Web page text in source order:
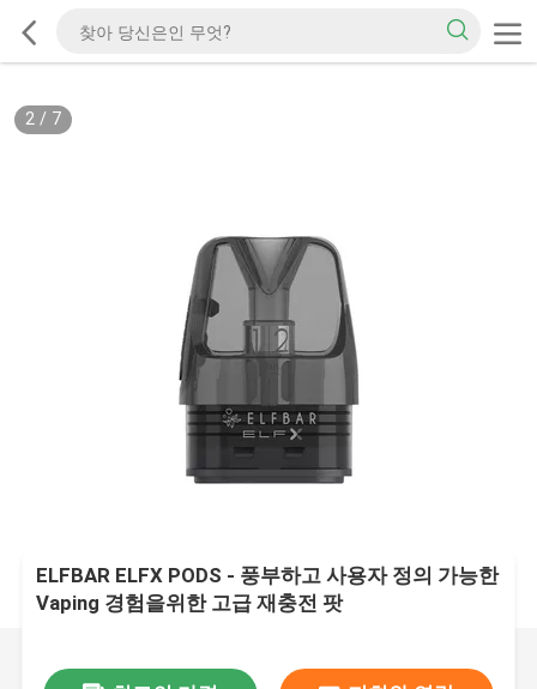
2/ 7
ELFBAR ELFX PODS - 풍부하고 사용자 정의 가능한
Vaping 경험을위한 고급 재충전 팟